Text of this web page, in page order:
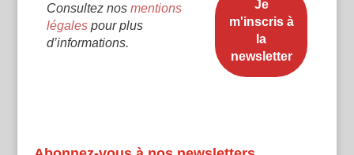
Consultez nos mentions
légalespour plus
d’informations.